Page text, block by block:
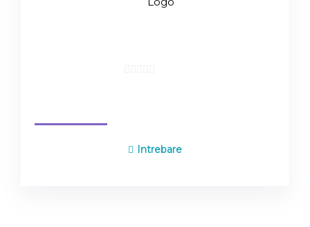
Intrebare